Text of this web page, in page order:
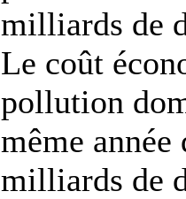
milliards de
Le coût
pollution
même année
milliards de